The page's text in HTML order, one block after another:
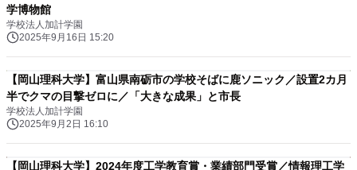
学博物館
学校法人加計学園
2025年9月16日 15:20
【岡山理科大学】富山県南砺市の学校そばに鹿ソニック／設置2カ月
半でクマの目撃ゼロに／「大きな成果」と市長
学校法人加計学園
2025年9月2日 16:10
【岡山理科大学】2024年度工学教育賞・業績部門受賞／情報理工学